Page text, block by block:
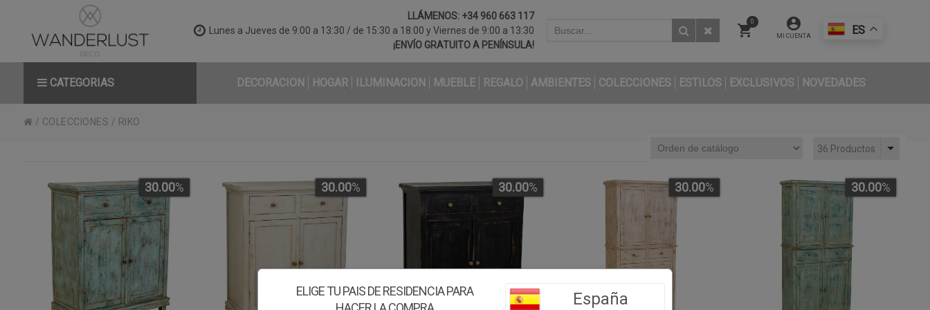
LLÁMENOS: +34 960 663 117
Lunes a Jueves de 9:00 a 13:30 / de 15:30 a 18:00 y Viernes de 9:00 a 13:30
¡ENVÍO GRATUITO A PENÍNSULA!
ES
MI CUENTA
0
CATEGORIAS DECORACION HOGAR ILUMINACION MUEBLE REGALO AMBIENTES COLECCIONES ESTILOS EXCLUSIVOS NOVEDADES
/ COLECCIONES / RIKO
36 Productos
30.00% 30.00% 30.00% 30.00% 30.00%
ELIGE TU PAIS DE RESIDENCIA PARA
España